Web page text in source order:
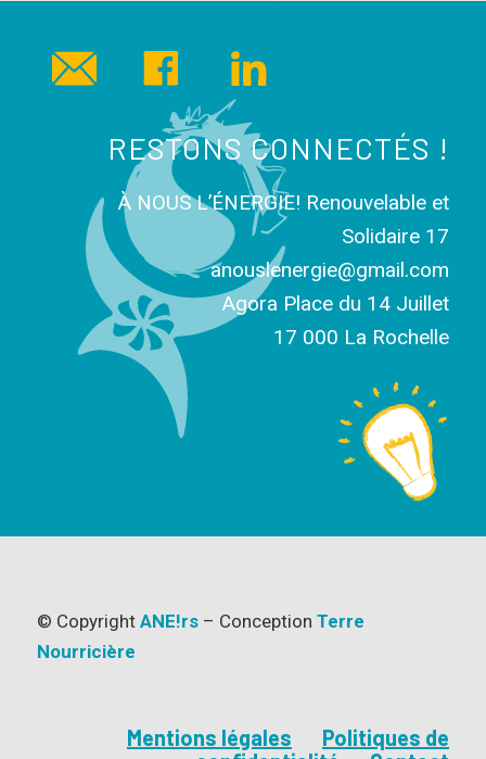
RESTONS CONNECTÉS !
À NOUS L’ÉNERGIE! Renouvelable et
Solidaire 17
anouslenergie@gmail.com
Agora Place du 14 Juillet
17 000 La Rochelle
© Copyright ANE!rs – Conception Terre
Nourricière
Mentions légales
Politiques de